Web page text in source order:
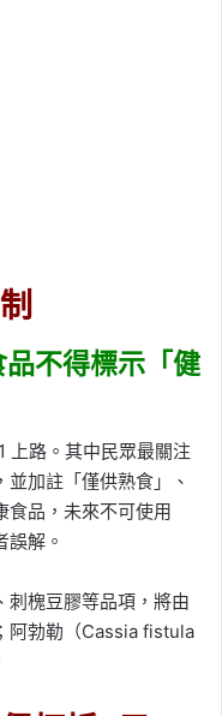
不得標示「健
上路。其中民眾最關注
加註「僅供熟食」、
食品，未來不可使用
誤解。
刺槐豆膠等品項，將由
阿勃勒（Cassia fistula